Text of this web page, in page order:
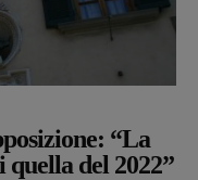
“La
del 2022”